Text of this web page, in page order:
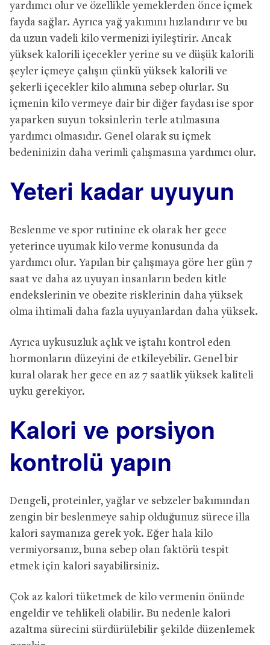
yardımcı olur ve özellikle yemeklerden önce içmek
fayda sağlar. Ayrıca yağ yakımını hızlandırır ve bu
da uzun vadeli kilo vermenizi iyileştirir. Ancak
yüksek kalorili içecekler yerine su ve düşük kalorili
şeyler içmeye çalışın çünkü yüksek kalorili ve
şekerli içecekler kilo alımına sebep olurlar. Su
içmenin kilo vermeye dair bir diğer faydası ise spor
yaparken suyun toksinlerin terle atılmasına
yardımcı olmasıdır. Genel olarak su içmek
bedeninizin daha verimli çalışmasına yardımcı olur.
Yeteri kadar uyuyun
Beslenme ve spor rutinine ek olarak her gece
yeterince uyumak kilo verme konusunda da
yardımcı olur. Yapılan bir çalışmaya göre her gün 7
saat ve daha az uyuyan insanların beden kitle
endekslerinin ve obezite risklerinin daha yüksek
olma ihtimali daha fazla uyuyanlardan daha yüksek.
Ayrıca uykusuzluk açlık ve iştahı kontrol eden
hormonların düzeyini de etkileyebilir. Genel bir
kural olarak her gece en az 7 saatlik yüksek kaliteli
uyku gerekiyor.
Kalori ve porsiyon
kontrolü yapın
Dengeli, proteinler, yağlar ve sebzeler bakımından
zengin bir beslenmeye sahip olduğunuz sürece illa
kalori saymanıza gerek yok. Eğer hala kilo
vermiyorsanız, buna sebep olan faktörü tespit
etmek için kalori sayabilirsiniz.
Çok az kalori tüketmek de kilo vermenin önünde
engeldir ve tehlikeli olabilir. Bu nedenle kalori
azaltma sürecini sürdürülebilir şekilde düzenlemek